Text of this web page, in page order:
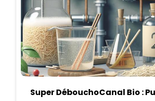
Super DébouchoCanal Bio :